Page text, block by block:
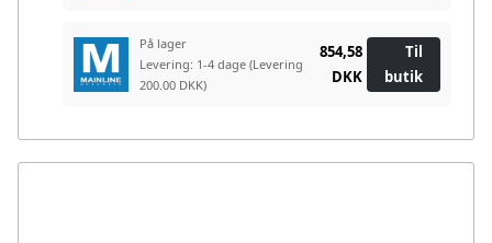
På lager
Levering: 1-4 dage (Levering
200.00 DKK)
854,58
DKK
Til
butik